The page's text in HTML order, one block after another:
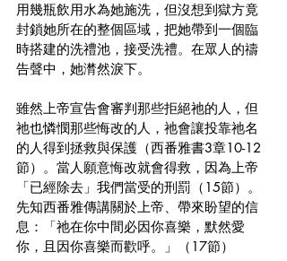
用幾瓶飲用水為她施洗，但沒想到獄方竟
封鎖她所在的整個區域，把她帶到一個臨
時搭建的洗禮池，接受洗禮。在眾人的禱
告聲中，她潸然淚下。
雖然上帝宣告會審判那些拒絕祂的人，但
祂也憐憫那些悔改的人，祂會讓投靠祂名
的人得到拯救與保護（西番雅書3章10-12
節）。當人願意悔改就會得救，因為上帝
「已經除去」我們當受的刑罰（15節）。
先知西番雅傳講關於上帝、帶來盼望的信
息：「祂在你中間必因你喜樂，默然愛
你，且因你喜樂而歡呼。」（17節）